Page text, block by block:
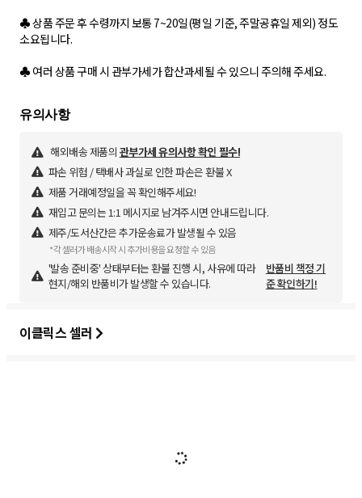
♣ 상품 주문 후 수령까지 보통 7~20일(평일 기준, 주말공휴일 제외) 정도
소요됩니다.
유의사항
해외배송 제품의 관부가세 유의사항 확인 필수!
파손 위험 / 택배사 과실로 인한 파손은 환불 X
제품 거래예정일을 꼭 확인해주세요!
재입고 문의는 1:1 메시지로 남겨주시면 안내드립니다.
제주/도서산간은 추가운송료가 발생될 수 있음
*각 셀러가 배송시작 시 추가비용을 요청할 수 있음
'발송 준비중' 상태부터는 환불 진행 시, 사유에 따라
현지/해외 반품비가 발생할 수 있습니다.
반품비 책정 기
준 확인하기!
이클릭스 셀러